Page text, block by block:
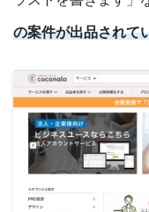
の案件が出品されて